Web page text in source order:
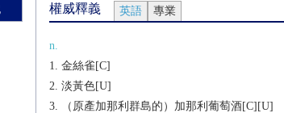
權威釋義 英語 專業
n.
金絲雀[C]
淡黃色[U]
（原產加那利群島的）加那利葡萄酒[C][U]